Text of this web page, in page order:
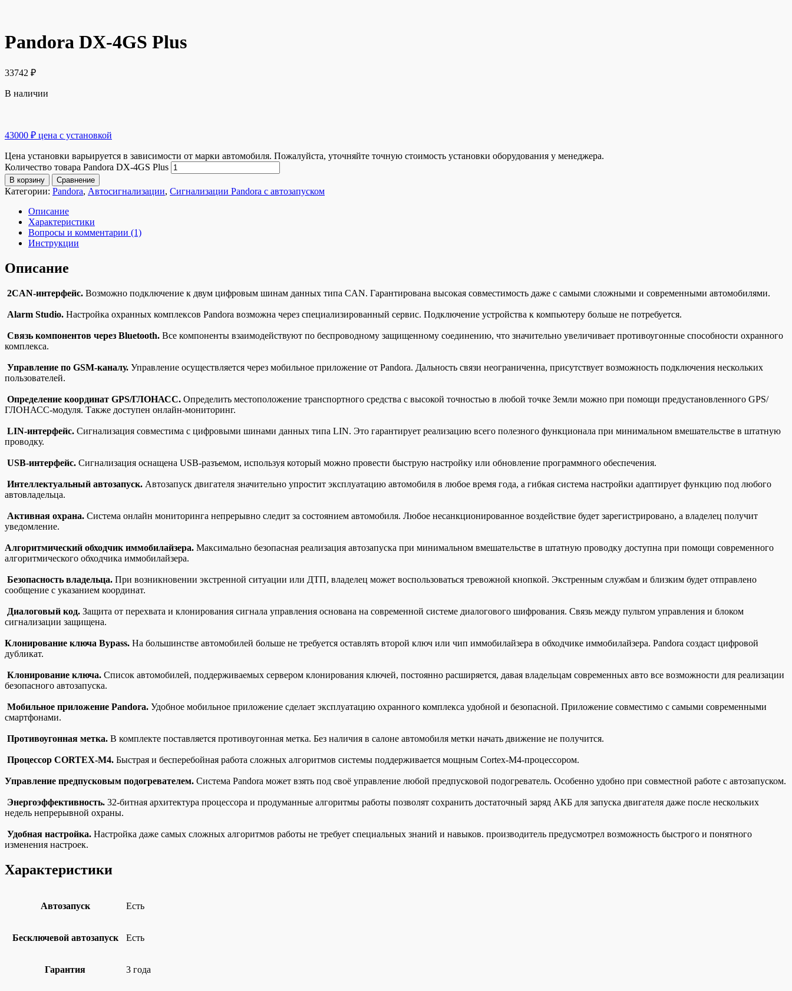
Pandora DX-4GS Plus
33742 ₽
В наличии
43000 ₽ цена с установкой
Цена установки варьируется в зависимости от марки автомобиля. Пожалуйста, уточняйте точную стоимость установки оборудования у менеджера.
Количество товара Pandora DX-4GS Plus
В корзину Сравнение
Категории: Pandora, Автосигнализации, Сигнализации Pandora с автозапуском
Описание
Характеристики
Вопросы и комментарии (1)
Инструкции
Описание
2CAN-интерфейс. Возможно подключение к двум цифровым шинам данных типа CAN. Гарантирована высокая совместимость даже с самыми сложными и современными автомобилями.
Alarm Studio. Настройка охранных комплексов Pandora возможна через специализированный сервис. Подключение устройства к компьютеру больше не потребуется.
Связь компонентов через Bluetooth. Все компоненты взаимодействуют по беспроводному защищенному соединению, что значительно увеличивает противоугонные способности охранного
комплекса.
Управление по GSM-каналу. Управление осуществляется через мобильное приложение от Pandora. Дальность связи неограниченна, присутствует возможность подключения нескольких
пользователей.
Определение координат GPS/ГЛОНАСС. Определить местоположение транспортного средства с высокой точностью в любой точке Земли можно при помощи предустановленного GPS/
ГЛОНАСС-модуля. Также доступен онлайн-мониторинг.
LIN-интерфейс. Сигнализация совместима с цифровыми шинами данных типа LIN. Это гарантирует реализацию всего полезного функционала при минимальном вмешательстве в штатную
проводку.
USB-интерфейс. Сигнализация оснащена USB-разъемом, используя который можно провести быструю настройку или обновление программного обеспечения.
Интеллектуальный автозапуск. Автозапуск двигателя значительно упростит эксплуатацию автомобиля в любое время года, а гибкая система настройки адаптирует функцию под любого
автовладельца.
Активная охрана. Система онлайн мониторинга непрерывно следит за состоянием автомобиля. Любое несанкционированное воздействие будет зарегистрировано, а владелец получит
уведомление.
Алгоритмический обходчик иммобилайзера. Максимально безопасная реализация автозапуска при минимальном вмешательстве в штатную проводку доступна при помощи современного
алгоритмического обходчика иммобилайзера.
Безопасность владельца. При возникновении экстренной ситуации или ДТП, владелец может воспользоваться тревожной кнопкой. Экстренным службам и близким будет отправлено
сообщение с указанием координат.
Диалоговый код. Защита от перехвата и клонирования сигнала управления основана на современной системе диалогового шифрования. Связь между пультом управления и блоком
сигнализации защищена.
Клонирование ключа Bypass. На большинстве автомобилей больше не требуется оставлять второй ключ или чип иммобилайзера в обходчике иммобилайзера. Pandora создаст цифровой
дубликат.
Клонирование ключа. Список автомобилей, поддерживаемых сервером клонирования ключей, постоянно расширяется, давая владельцам современных авто все возможности для реализации
безопасного автозапуска.
Мобильное приложение Pandora. Удобное мобильное приложение сделает эксплуатацию охранного комплекса удобной и безопасной. Приложение совместимо с самыми современными
смартфонами.
Противоугонная метка. В комплекте поставляется противоугонная метка. Без наличия в салоне автомобиля метки начать движение не получится.
Процессор CORTEX-M4. Быстрая и бесперебойная работа сложных алгоритмов системы поддерживается мощным Cortex-M4-процессором.
Управление предпусковым подогревателем. Система Pandora может взять под своё управление любой предпусковой подогреватель. Особенно удобно при совместной работе с автозапуском.
Энергоэффективность. 32-битная архитектура процессора и продуманные алгоритмы работы позволят сохранить достаточный заряд АКБ для запуска двигателя даже после нескольких
недель непрерывной охраны.
Удобная настройка. Настройка даже самых сложных алгоритмов работы не требует специальных знаний и навыков. производитель предусмотрел возможность быстрого и понятного
изменения настроек.
Характеристики
Автозапуск Есть
Бесключевой автозапуск Есть
Гарантия 3 года